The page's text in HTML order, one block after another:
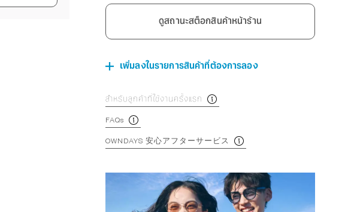
ดูสถานะสต็อกสินค้าหน้าร้าน
เพิ่มลงในรายการสินค้าที่ต้องการลอง
สำหรับลูกค้าที่ใช้งานครั้งแรก
FAQs
OWNDAYS 安心アフターサービス